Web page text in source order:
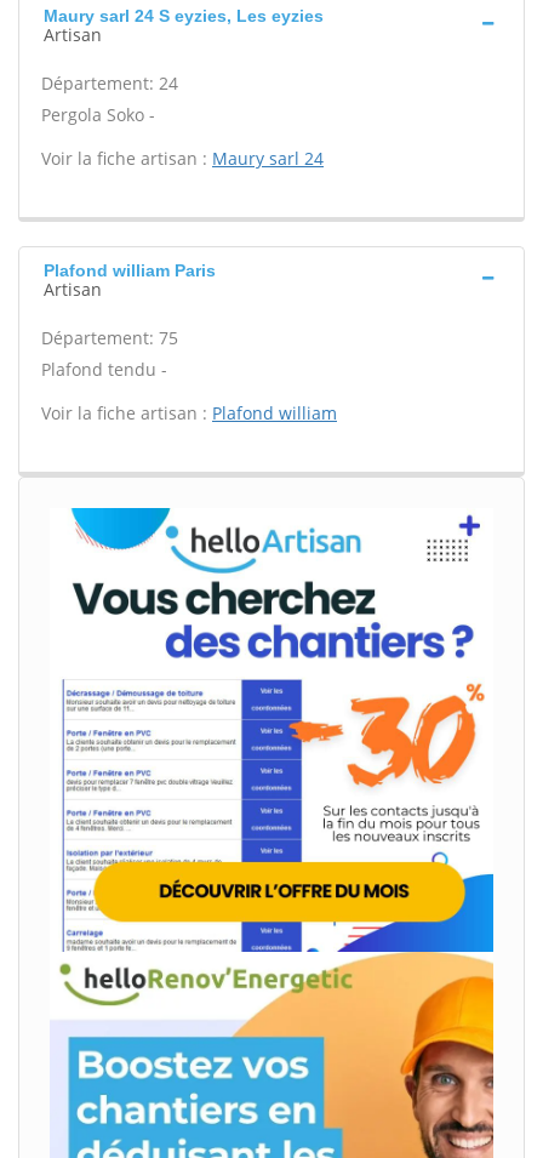
Maury sarl 24 S eyzies, Les eyzies
Artisan
Département: 24
Pergola Soko -
Voir la fiche artisan : Maury sarl 24
Plafond william Paris
Artisan
Département: 75
Plafond tendu -
Voir la fiche artisan : Plafond william